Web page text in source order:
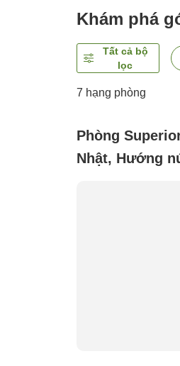
Khám phá
Tất cả bộ
lọc
7 hạng phòng
Phòng
Nhật, Hướng